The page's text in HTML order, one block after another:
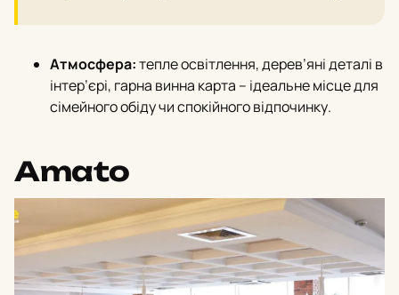
Атмосфера:тепле освітлення, дерев’яні деталі в
інтер’єрi, гарна винна карта – ідеальне місце для
сімейного обіду чи спокійного відпочинку.
Amato